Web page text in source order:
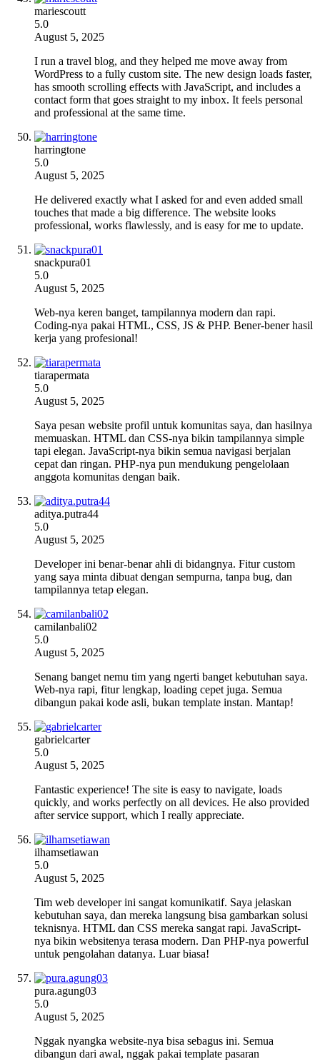
mariescoutt
5.0
August 5, 2025
I run a travel blog, and they helped me move away from
WordPress to a fully custom site. The new design loads faster,
has smooth scrolling effects with JavaScript, and includes a
contact form that goes straight to my inbox. It feels personal
and professional at the same time.
harringtone
5.0
August 5, 2025
He delivered exactly what I asked for and even added small
touches that made a big difference. The website looks
professional, works flawlessly, and is easy for me to update.
snackpura01
5.0
August 5, 2025
Web-nya keren banget, tampilannya modern dan rapi.
Coding-nya pakai HTML, CSS, JS & PHP. Bener-bener hasil
kerja yang profesional!
tiarapermata
5.0
August 5, 2025
Saya pesan website profil untuk komunitas saya, dan hasilnya
memuaskan. HTML dan CSS-nya bikin tampilannya simple
tapi elegan. JavaScript-nya bikin semua navigasi berjalan
cepat dan ringan. PHP-nya pun mendukung pengelolaan
anggota komunitas dengan baik.
aditya.putra44
5.0
August 5, 2025
Developer ini benar-benar ahli di bidangnya. Fitur custom
yang saya minta dibuat dengan sempurna, tanpa bug, dan
tampilannya tetap elegan.
camilanbali02
5.0
August 5, 2025
Senang banget nemu tim yang ngerti banget kebutuhan saya.
Web-nya rapi, fitur lengkap, loading cepet juga. Semua
dibangun pakai kode asli, bukan template instan. Mantap!
gabrielcarter
5.0
August 5, 2025
Fantastic experience! The site is easy to navigate, loads
quickly, and works perfectly on all devices. He also provided
after service support, which I really appreciate.
ilhamsetiawan
5.0
August 5, 2025
Tim web developer ini sangat komunikatif. Saya jelaskan
kebutuhan saya, dan mereka langsung bisa gambarkan solusi
teknisnya. HTML dan CSS mereka sangat rapi. JavaScript-
nya bikin websitenya terasa modern. Dan PHP-nya powerful
untuk pengolahan datanya. Luar biasa!
pura.agung03
5.0
August 5, 2025
Nggak nyangka website-nya bisa sebagus ini. Semua
dibangun dari awal, nggak pakai template pasaran